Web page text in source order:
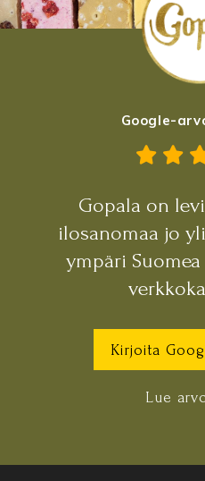
Google-
Gopala on
ilosanomaa jo
ympäri
Kirjoita
Lue